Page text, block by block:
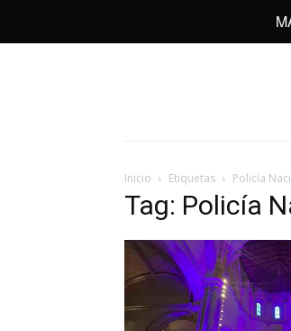
Inicio Etiquetas Policía
Tag: Policía